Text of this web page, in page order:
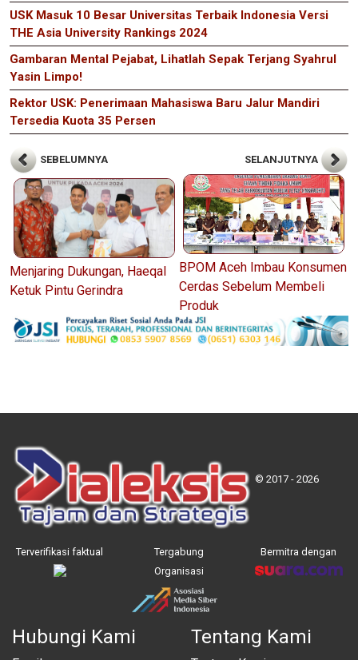
USK Masuk 10 Besar Universitas Terbaik Indonesia Versi
THE Asia University Rankings 2024
Gambaran Mental Pejabat, Lihatlah Sepak Terjang Syahrul
Yasin Limpo!
Rektor USK: Penerimaan Mahasiswa Baru Jalur Mandiri
Tersedia Kuota 35 Persen
SEBELUMNYA
Menjaring Dukungan, Haeqal
Ketuk Pintu Gerindra
SELANJUTNYA
BPOM Aceh Imbau Konsumen
Cerdas Sebelum Membeli
Produk
© 2017 - 2026
Terverifikasi faktual
Tergabung
Organisasi
Bermitra dengan
Hubungi Kami Tentang Kami